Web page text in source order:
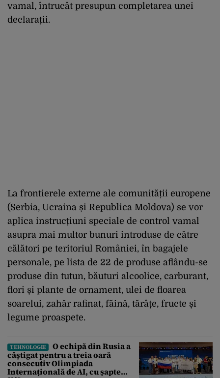
vamal, întrucât presupun completarea unei
declarații.
La frontierele externe ale comunității europene
(Serbia, Ucraina și Republica Moldova) se vor
aplica instrucțiuni speciale de control vamal
asupra mai multor bunuri introduse de către
călători pe teritoriul României, în bagajele
personale, pe lista de 22 de produse aflându-se
produse din tutun, băuturi alcoolice, carburant,
flori și plante de ornament, ulei de floarea
soarelui, zahăr rafinat, făină, tărâțe, fructe și
legume proaspete.
TEHNOLOGIE
O echipă din Rusia a
câștigat pentru a treia oară
consecutiv Olimpiada
Internațională de AI, cu șapte